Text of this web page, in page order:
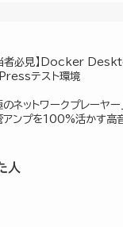
者必見】Docker
テスト環境
ネットワークプレーヤー
ンプを100%活かす高
人